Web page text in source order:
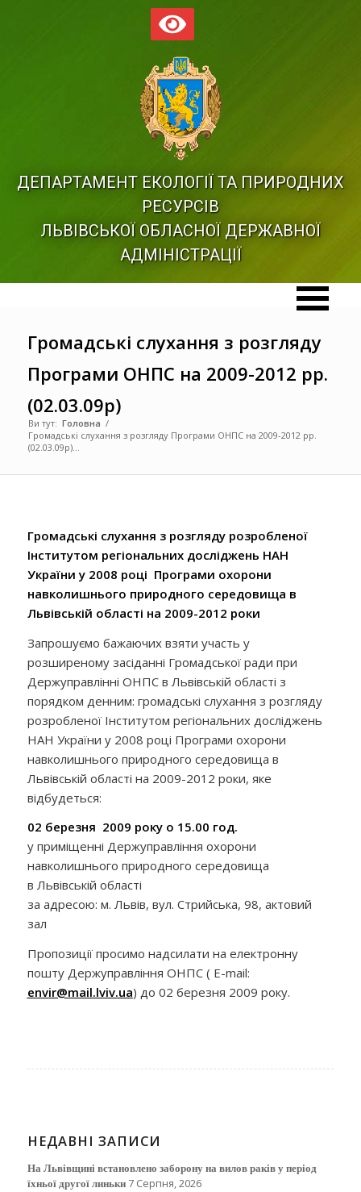
ДЕПАРТАМЕНТ ЕКОЛОГІЇ ТА ПРИРОДНИХ
РЕСУРСІВ
ЛЬВІВСЬКОЇ ОБЛАСНОЇ ДЕРЖАВНОЇ
АДМІНІСТРАЦІЇ
Громадські слухання з розгляду
Програми ОНПС на 2009-2012 рр.
(02.03.09р)
Ви тут: Головна /
Громадські слухання з розгляду Програми ОНПС на 2009-2012 рр.
(02.03.09р)...
Громадські слухання з розгляду розробленої
Інститутом регіональних досліджень НАН
України у 2008 році Програми охорони
навколишнього природного середовища в
Львівській області на 2009-2012 роки
Запрошуємо бажаючих взяти участь у
розширеному засіданні Громадської ради при
Держуправлінні ОНПС в Львівській області з
порядком денним: громадські слухання з розгляду
розробленої Інститутом регіональних досліджень
НАН України у 2008 році Програми охорони
навколишнього природного середовища в
Львівській області на 2009-2012 роки, яке
відбудеться:
02 березня 2009 року о 15.00 год.
у приміщенні Держуправління охорони
навколишнього природного середовища
в Львівській області
за адресою: м. Львів, вул. Стрийська, 98, актовий
зал
Пропозиції просимо надсилати на електронну
пошту Держуправління ОНПС ( E-mail:
envir@mail.lviv.ua) до 02 березня 2009 року.
НЕДАВНІ ЗАПИСИ
На Львівщині встановлено заборону на вилов раків у період
їхньої другої линьки 7 Серпня, 2026